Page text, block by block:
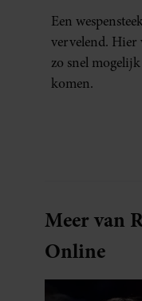
Een
vervelend. Hier
zo snel
komen.
Meer van
Online